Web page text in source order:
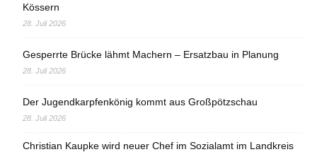
Kössern
28. Juli 2026
Gesperrte Brücke lähmt Machern – Ersatzbau in Planung
28. Juli 2026
Der Jugendkarpfenkönig kommt aus Großpötzschau
28. Juli 2026
Christian Kaupke wird neuer Chef im Sozialamt im Landkreis